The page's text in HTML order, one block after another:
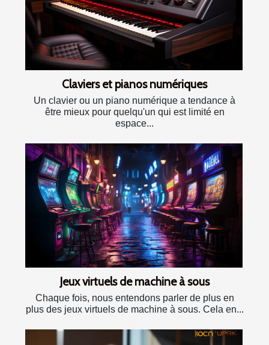
Claviers et pianos numériques
Un clavier ou un piano numérique a tendance à
être mieux pour quelqu'un qui est limité en
espace...
Jeux virtuels de machine à sous
Chaque fois, nous entendons parler de plus en
plus des jeux virtuels de machine à sous. Cela en...